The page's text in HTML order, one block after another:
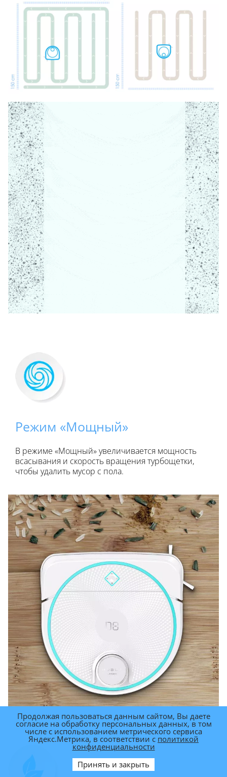
Режим «Мощный»
В режиме «Мощный» увеличивается мощность
всасывания и скорость вращения турбощетки,
чтобы удалить мусор с пола.
Продолжая пользоваться данным сайтом, Вы даете
согласие на обработку персональных данных, в том
числе с использованием метрического сервиса
Яндекс.Метрика, в соответствии с политикой
конфиденциальности
Принять и закрыть